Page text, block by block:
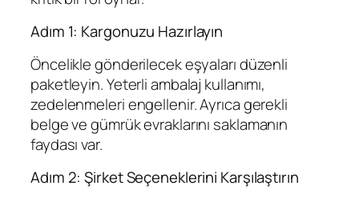
Adım 1: Kargonuzu Hazırlayın
Öncelikle gönderilecek eşyaları düzenli
paketleyin. Yeterli ambalaj kullanımı,
zedelenmeleri engellenir. Ayrıca gerekli
belge ve gümrük evraklarını saklamanın
faydası var.
Adım 2: Şirket Seçeneklerini Karşılaştırın